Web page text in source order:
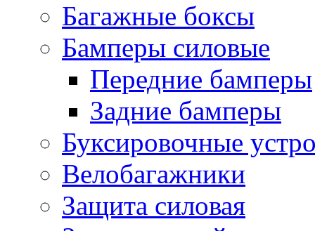
Багажные боксы
Бамперы силовые
Передние бамперы
Задние бамперы
Буксировочные
Велобагажники
Защита силовая